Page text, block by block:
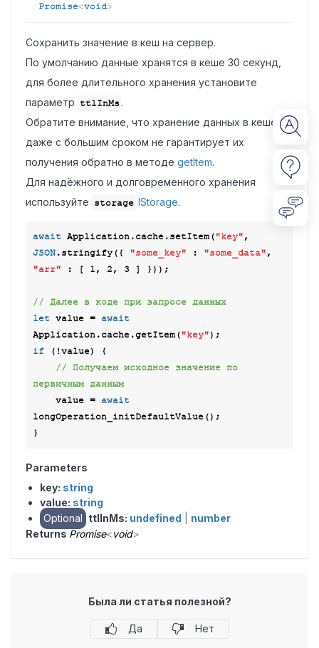
Promise<void>
Сохранить значение в кеш на сервер.
По умолчанию данные хранятся в кеше 30 секунд,
для более длительного хранения установите
параметр ttlInMs .
Обратите внимание, что хранение данных в кеше
даже с большим сроком не гарантирует их
получения обратно в методе getItem.
Для надёжного и долговременного хранения
используйте storage IStorage.
await Application.cache.setItem("key"
JSON.stringify({ "some_key" : "some_data"
"arr" : [ 1, 2, 3 ] }));
// Далее в коде при запросе данных
let value = await
Application.cache.getItem("key"
if (!value) {
// Получаем исходное значение по
первичным данным
    value =
await
longOperation_initDefaultValue();
Parameters
key: string
value: string
Optional ttlInMs: undefined
number
Returns Promise<void>
Была ли статья полезной?
Да Нет